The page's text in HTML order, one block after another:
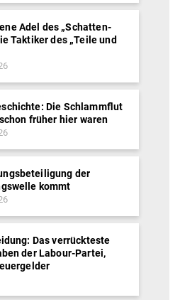
Adel des „Schatten-
Taktiker des „Teile und
Die Schlammflut
früher hier waren
der
kommt
Das verrückteste
der Labour-Partei,